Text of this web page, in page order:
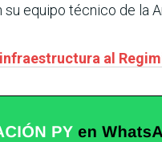
equipo técnico de la
al